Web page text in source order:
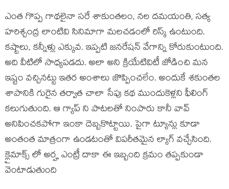
ఎంత గొప్ప గాథలైనా సరే శాకుంతలం, నల దమయంతి, సత్య
హరిశ్చంద్ర లాంటివి సినిమాగా మలచడంలో రిస్క్ ఉంటుంది.
కష్టాలు, కన్నీళ్లు ఎక్కువ. ఇప్పటి జనరేషన్ వేగాన్ని కోరుకుంటుంది.
అది వీటిలో సాధ్యపడదు. అలా అని క్రియేటివిటీ జోడించి మన
ఇష్టం వచ్చినట్టు ఇతర అంశాలు జొప్పించలేం. అందుకే శకుంతల
శాపానికి గురైన తర్వాత చాలా సేపు కథ ముందుకెళ్లని ఫీలింగ్
కలుగుతుంది. ఆ గ్యాప్ ని పాటలతో నింపారు కానీ వావ్
అనిపించకపోగా ఇంకా దెబ్బకొట్టాయి. పైగా ట్యూన్లు కూడా
అంతంత మాత్రంగా ఉండటంతో విపరీతమైన ల్యాగ్ వచ్చేసింది.
క్లైమాక్స్ లో అర్హ ఎంట్రీ దాకా ఈ ఇబ్బంది క్రమం తప్పకుండా
వెంటాడుతుంది